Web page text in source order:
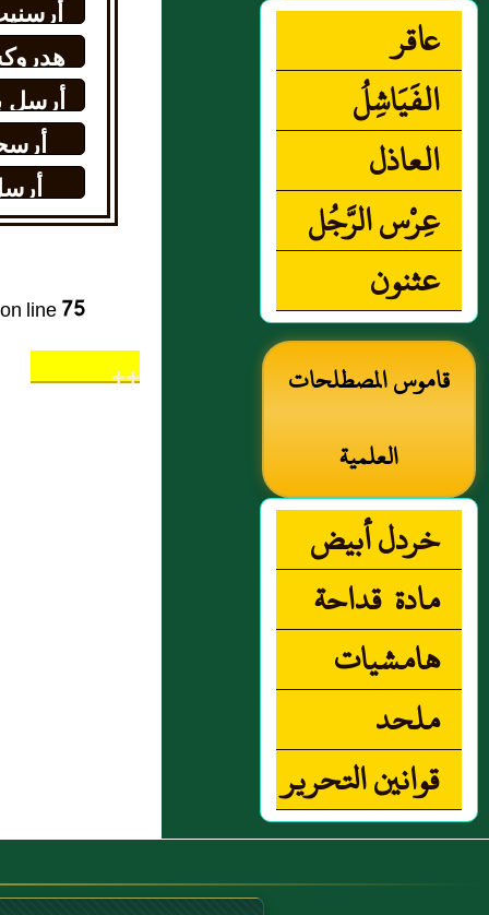
عاقر
الفَيَاشِلُ
العاذل
عِرْس الرَّجُل
عثنون
قاموس المصطلحات
العلمية
خردل أبيض
مادة قداحة
هامشيات
ملحد
قوانين التحرير
أرسل
on line75
++